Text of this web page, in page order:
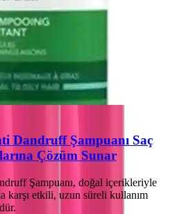
Dandruff Şampuanı Saç
Çözüm Sunar
Şampuanı, doğal içerikleriyle
karşı etkili, uzun süreli kullanım